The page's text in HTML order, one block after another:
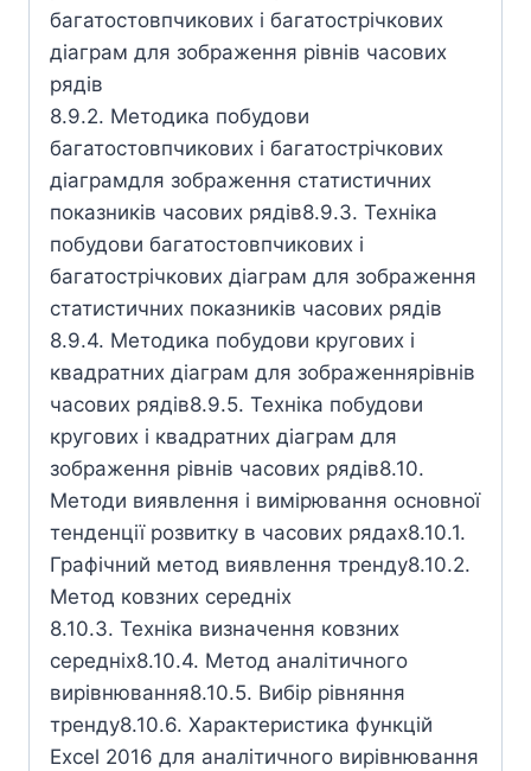
багатостовпчикових і багатострічкових
діаграм для зображення рівнів часових
рядів
8.9.2. Методика побудови
багатостовпчикових і багатострічкових
діаграмдля зображення статистичних
показників часових рядів8.9.3. Техніка
побудови багатостовпчикових і
багатострічкових діаграм для зображення
статистичних показників часових рядів
8.9.4. Методика побудови кругових і
квадратних діаграм для зображеннярівнів
часових рядів8.9.5. Техніка побудови
кругових і квадратних діаграм для
зображення рівнів часових рядів8.10.
Методи виявлення і вимірювання основної
тенденції розвитку в часових рядах8.10.1.
Графічний метод виявлення тренду8.10.2.
Метод ковзних середніх
8.10.3. Техніка визначення ковзних
середніх8.10.4. Метод аналітичного
вирівнювання8.10.5. Вибір рівняння
тренду8.10.6. Характеристика функцій
Excel 2016 для аналітичного вирівнювання